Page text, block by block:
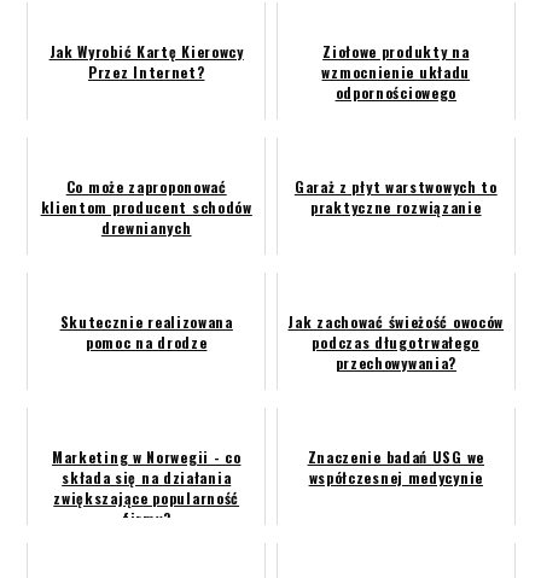
Jak Wyrobić Kartę Kierowcy
Przez Internet?
Ziołowe produkty na
wzmocnienie układu
odpornościowego
Co może zaproponować
klientom producent schodów
drewnianych
Garaż z płyt warstwowych to
praktyczne rozwiązanie
Skutecznie realizowana
pomoc na drodze
Jak zachować świeżość owoców
podczas długotrwałego
przechowywania?
Marketing w Norwegii - co
składa się na działania
zwiększające popularność
firmy?
Znaczenie badań USG we
współczesnej medycynie